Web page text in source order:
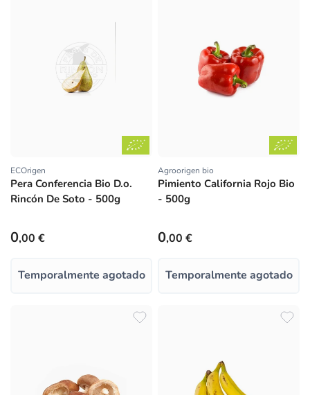
Proveedor:
ECOrigen
Pera Conferencia Bio D.o.
Rincón De Soto - 500g
Precio habitual
0,00 €
Temporalmente agotado
Proveedor:
Agroorigen bio
Pimiento California Rojo Bio
- 500g
Precio habitual
0,00 €
Temporalmente agotado